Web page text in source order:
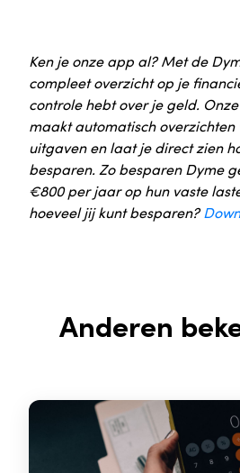
Ken je onze app al? Met de
compleet overzicht op je
controle hebt over je geld.
maakt automatisch overzichten
uitgaven en laat je direct zien
besparen. Zo besparen Dyme
€800 per jaar op hun vaste
hoeveel jij kunt besparen?
Anderen